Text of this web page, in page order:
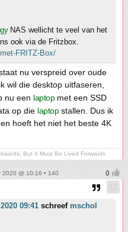
NAS wellicht te veel van het
ook via de Fritzbox.
FRITZ-Box/
nu verspreid over oude
wil die desktop uitfaseren,
nu een laptopmet een SSD
op die laptopstallen. Dus ik
hoeft het niet het beste 4K
But It Must Be Lived Forwards
2020 @ 10:16 • 140
09:41 schreef mschol